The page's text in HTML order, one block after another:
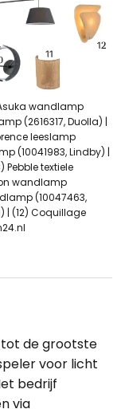
wandlamp
(2616317, Duolla) |
leeslamp
(10041983, Lindby) |
textiele
wandlamp
(10047463,
| (12) Coquillage
tot de grootste
voor licht
bedrijf
via